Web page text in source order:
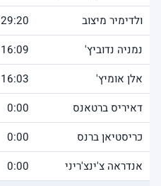
ולדימיר מיצוב
29:20
נמניה נדוביץ'
16:09
אלן אומיץ'
16:03
דאיריס ברטאנס
0:00
כריסטיאן ברנס
0:00
אנדראה צ'ינצ'ריני
0:00